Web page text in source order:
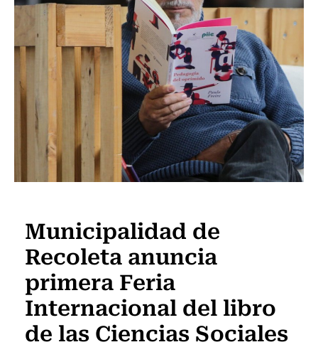
Municipalidad de
Recoleta anuncia
primera Feria
Internacional del libro
de las Ciencias Sociales